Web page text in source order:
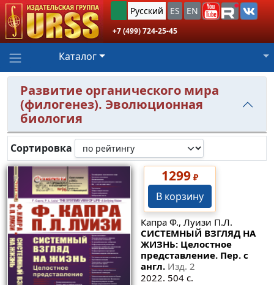
Русский ES EN
+7 (499) 724-25-45
Каталог
Развитие органического мира
(филогенез). Эволюционная
биология
Сортировка
1299₽
В корзину
Капра Ф., Луизи П.Л.
СИСТЕМНЫЙ ВЗГЛЯД НА
ЖИЗНЬ: Целостное
представление. Пер. с
англ. Изд. 2
2022. 504 с.